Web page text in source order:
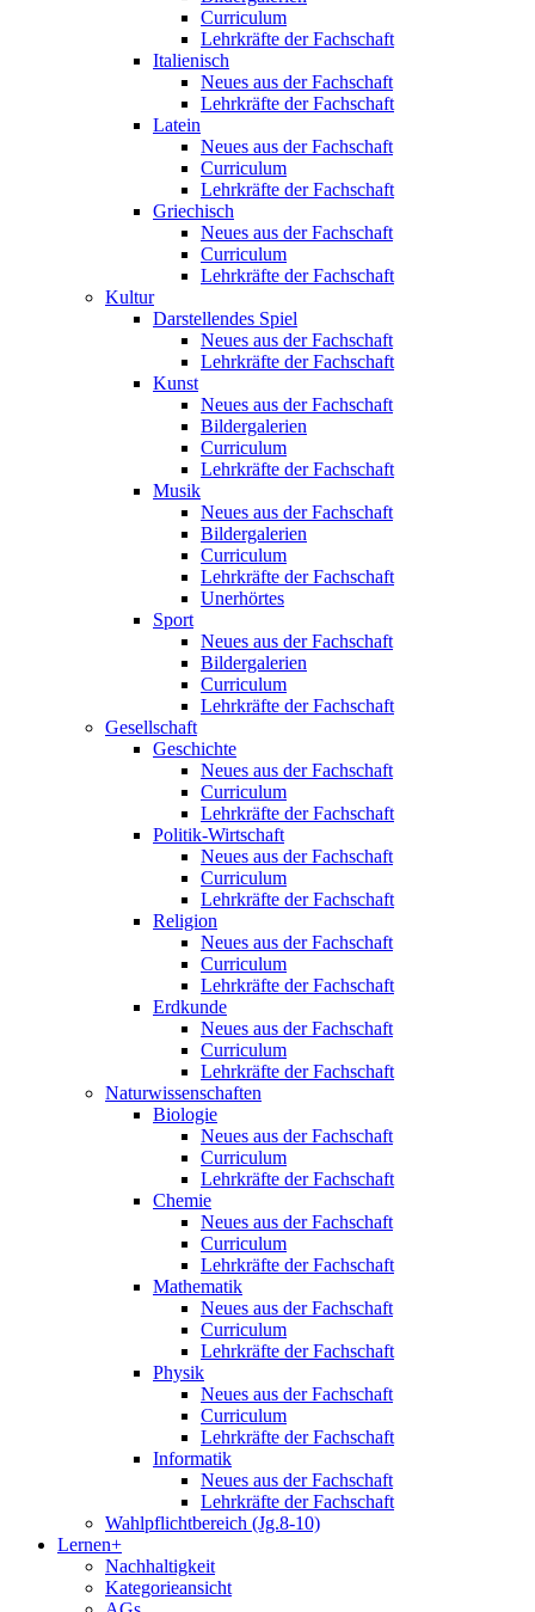
Curriculum
Lehrkräfte der Fachschaft
Italienisch
Neues aus der Fachschaft
Lehrkräfte der Fachschaft
Latein
Neues aus der Fachschaft
Curriculum
Lehrkräfte der Fachschaft
Griechisch
Neues aus der Fachschaft
Curriculum
Lehrkräfte der Fachschaft
Kultur
Darstellendes Spiel
Neues aus der Fachschaft
Lehrkräfte der Fachschaft
Kunst
Neues aus der Fachschaft
Bildergalerien
Curriculum
Lehrkräfte der Fachschaft
Musik
Neues aus der Fachschaft
Bildergalerien
Curriculum
Lehrkräfte der Fachschaft
Unerhörtes
Sport
Neues aus der Fachschaft
Bildergalerien
Curriculum
Lehrkräfte der Fachschaft
Gesellschaft
Geschichte
Neues aus der Fachschaft
Curriculum
Lehrkräfte der Fachschaft
Politik-Wirtschaft
Neues aus der Fachschaft
Curriculum
Lehrkräfte der Fachschaft
Religion
Neues aus der Fachschaft
Curriculum
Lehrkräfte der Fachschaft
Erdkunde
Neues aus der Fachschaft
Curriculum
Lehrkräfte der Fachschaft
Naturwissenschaften
Biologie
Neues aus der Fachschaft
Curriculum
Lehrkräfte der Fachschaft
Chemie
Neues aus der Fachschaft
Curriculum
Lehrkräfte der Fachschaft
Mathematik
Neues aus der Fachschaft
Curriculum
Lehrkräfte der Fachschaft
Physik
Neues aus der Fachschaft
Curriculum
Lehrkräfte der Fachschaft
Informatik
Neues aus der Fachschaft
Lehrkräfte der Fachschaft
Wahlpflichtbereich (Jg.8-10)
Lernen+
Nachhaltigkeit
Kategorieansicht